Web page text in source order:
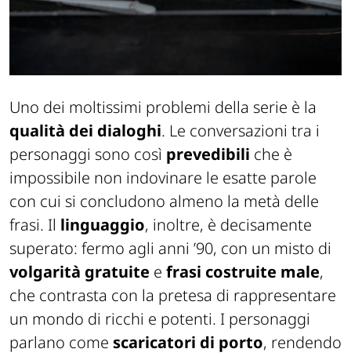
Uno dei moltissimi problemi della serie è la
qualità dei dialoghi. Le conversazioni tra i
personaggi sono così prevedibili che è
impossibile non indovinare le esatte parole
con cui si concludono almeno la metà delle
frasi. Il linguaggio, inoltre, è decisamente
superato: fermo agli anni ’90, con un misto di
volgarità gratuite e frasi costruite male,
che contrasta con la pretesa di rappresentare
un mondo di ricchi e potenti. I personaggi
parlano come scaricatori di porto, rendendo